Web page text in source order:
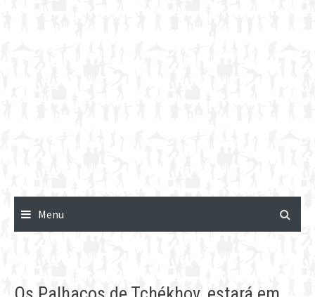
Menu